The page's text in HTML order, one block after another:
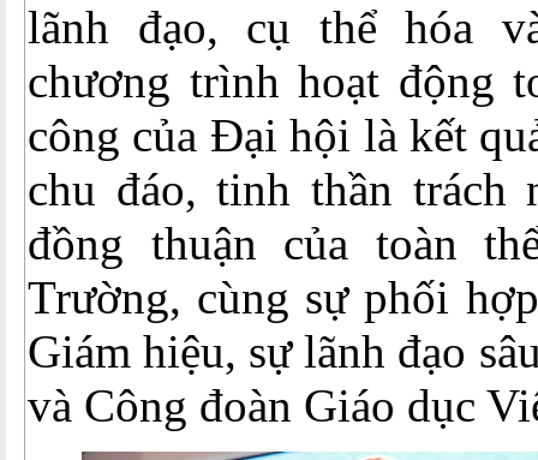
lãnh đạo, cụ thể hóa
chương trình hoạt động
công của Đại hội là kết
chu đáo, tinh thần trách
đồng thuận của toàn
Trường, cùng sự phối
Giám hiệu, sự lãnh đạo
và Công đoàn Giáo dục